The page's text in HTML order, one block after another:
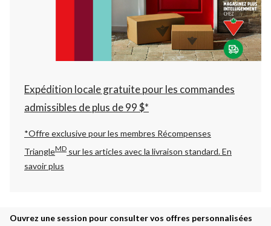
à
22:00
cliquer
pour
changer
Expédition locale gratuite pour les commandes
admissibles de plus de 99 $*
*Offre exclusive pour les membres Récompenses
TriangleMD sur les articles avec la livraison standard.En
savoir plus
Ouvrez une session pour consulter vos offres personnalisées